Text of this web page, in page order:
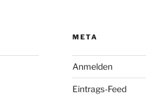
META
Anmelden
Eintrags-Feed